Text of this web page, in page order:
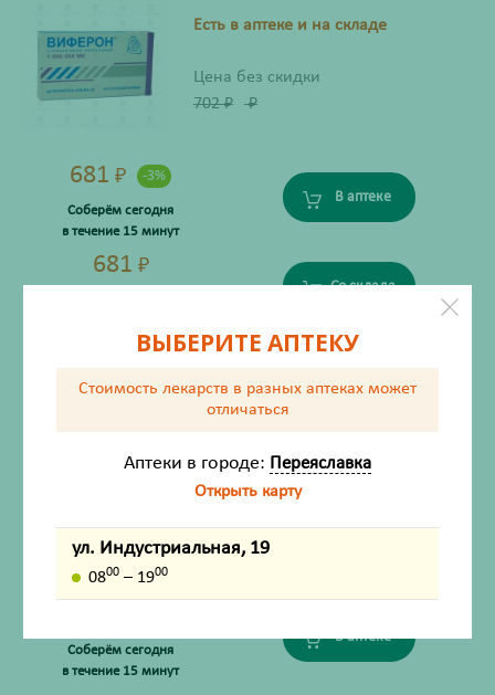
Есть в аптеке и на складе
Цена без скидки
702₽ ₽
681 ₽ -3%
Соберём сегодня
в течение 15 минут
В аптеке
681 ₽
Со склада
Арбидол капсулы 100мг №20
Производитель: Фармстандарт
Есть в аптеке
609₽ ₽
Соберём сегодня
в течение 15 минут
В аптеке
ВЫБЕРИТЕ АПТЕКУ
Стоимость лекарств в разных аптеках может
отличаться
Аптеки в городе: Переяславка
Открыть карту
ул. Индустриальная, 19
0800 – 1900